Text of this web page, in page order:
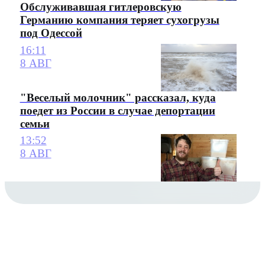
Обслуживавшая гитлеровскую
Германию компания теряет сухогрузы
под Одессой
16:11
8 АВГ
"Веселый молочник" рассказал, куда
поедет из России в случае депортации
семьи
13:52
8 АВГ